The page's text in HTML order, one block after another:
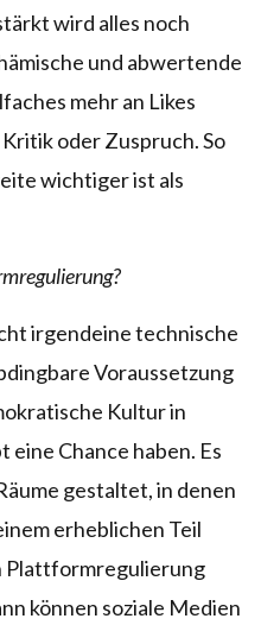
wird alles noch
und abwertende
mehr an Likes
oder Zuspruch. So
wichtiger ist als
irgendeine technische
Voraussetzung
Kultur in
eine Chance haben. Es
gestaltet, in denen
erheblichen Teil
Plattformregulierung
können soziale Medien